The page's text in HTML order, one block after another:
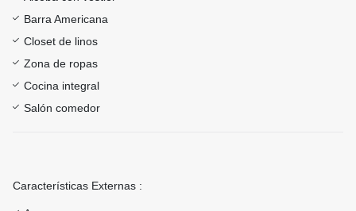
Barra Americana
Closet de linos
Zona de ropas
Cocina integral
Salón comedor
Características Externas :